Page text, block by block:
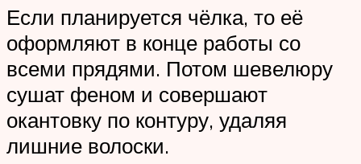
Если планируется чёлка, то её
оформляют в конце работы со
всеми прядями. Потом шевелюру
сушат феном и совершают
окантовку по контуру, удаляя
лишние волоски.